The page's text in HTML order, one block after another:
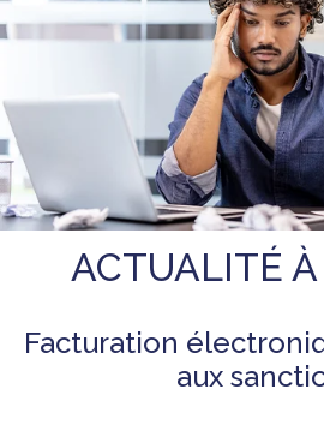
ACTUALITÉ
Facturation
aux